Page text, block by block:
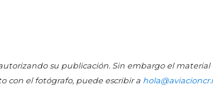
su publicación. Sin embargo el material
con el fotógrafo, puede escribir a